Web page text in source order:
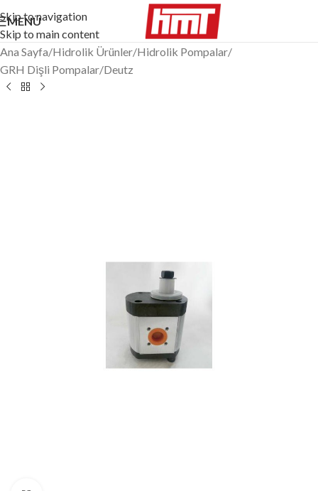
Skip to navigation
Skip to main content
MENÜ
Ana Sayfa/Hidrolik Ürünler/Hidrolik Pompalar/
GRH Dişli Pompalar/Deutz